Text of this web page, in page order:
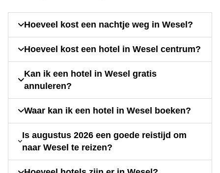
Hoeveel kost een nachtje weg in Wesel?
Hoeveel kost een hotel in Wesel centrum?
Kan ik een hotel in Wesel gratis
annuleren?
Waar kan ik een hotel in Wesel boeken?
Is augustus 2026 een goede reistijd om
naar Wesel te reizen?